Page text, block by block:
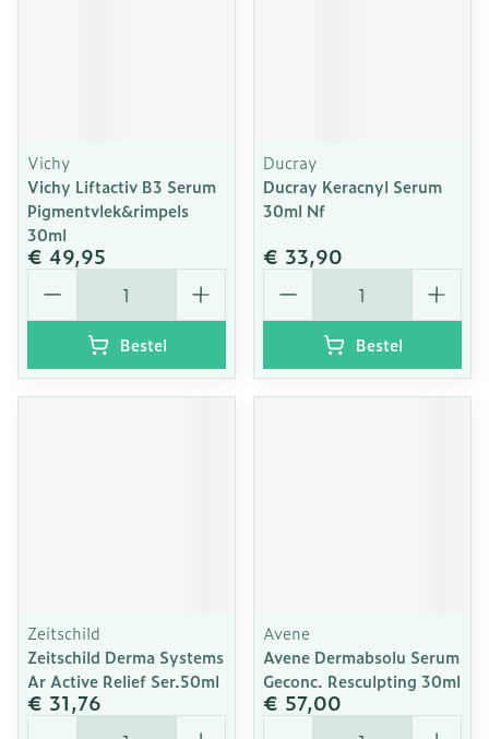
Vichy
Vichy Liftactiv B3 Serum
Pigmentvlek&rimpels
30ml
€ 49,95
Aantal
Bestel
Ducray
Ducray Keracnyl Serum
30ml Nf
€ 33,90
Aantal
Bestel
Zeitschild
Zeitschild Derma Systems
Ar Active Relief Ser.50ml
€ 31,76
Aantal
Avene
Avene Dermabsolu Serum
Geconc. Resculpting 30ml
€ 57,00
Aantal